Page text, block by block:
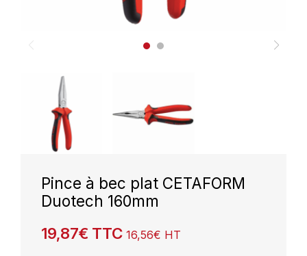
Pince à bec plat CETAFORM
Duotech 160mm
19,87€ TTC 16,56€ HT